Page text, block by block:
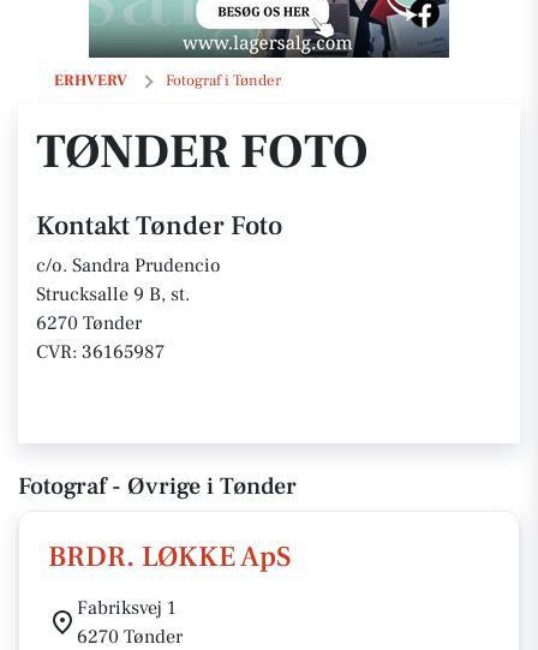
ERHVERV Fotograf i Tønder
Tønder Foto
TØNDER FOTO
Kontakt Tønder Foto
c/o. Sandra Prudencio
Strucksalle 9 B, st.
6270 Tønder
CVR: 36165987
Fotograf - Øvrige i Tønder
BRDR. LØKKE ApS
Fabriksvej 1
6270 Tønder